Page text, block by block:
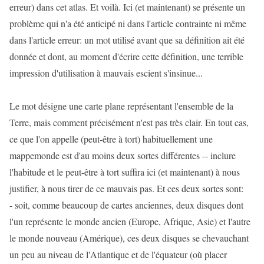
erreur) dans cet atlas. Et voilà. Ici (et maintenant) se présente un
problème qui n'a été anticipé ni dans l'article contrainte ni même
dans l'article erreur: un mot utilisé avant que sa définition ait été
donnée et dont, au moment d'écrire cette définition, une terrible
impression d'utilisation à mauvais escient s'insinue...
Le mot désigne une carte plane représentant l'ensemble de la
Terre, mais comment précisément n'est pas très clair. En tout cas,
ce que l'on appelle (peut-être à tort) habituellement une
mappemonde est d'au moins deux sortes différentes -- inclure
l'habitude et le peut-être à tort suffira ici (et maintenant) à nous
justifier, à nous tirer de ce mauvais pas. Et ces deux sortes sont:
- soit, comme beaucoup de cartes anciennes, deux disques dont
l'un représente le monde ancien (Europe, Afrique, Asie) et l'autre
le monde nouveau (Amérique), ces deux disques se chevauchant
un peu au niveau de l'Atlantique et de l'équateur (où placer